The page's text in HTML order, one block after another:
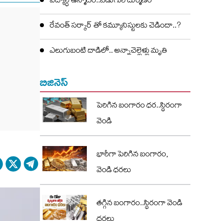
రేవంత్ సర్కార్ తో కమ్యూనిస్టులకు చెడిందా..?
ఎలుగుబంటి దాడిలో.. అన్నాచెల్లెళ్లు మృతి
బిజినెస్
పెరిగిన బంగారం ధర..స్థిరంగా
వెండి
భారీగా పెరిగిన బంగారం,
వెండి ధరలు
తగ్గిన బంగారం..స్థిరంగా వెండి